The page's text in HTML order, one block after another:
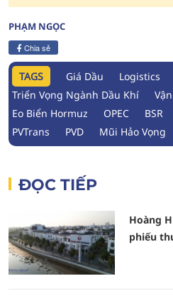
PHẠM NGỌC
Chia sẻ
TAGS Giá Dầu
Logistics
Triển Vọng Ngành Dầu Khí
Eo Biển Hormuz
OPEC BSR
PVTrans
PVD Mũi Hảo Vọng
ĐỌC TIẾP
Hoàng
phiếu